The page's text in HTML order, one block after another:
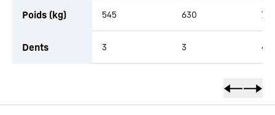
Poids (kg) 545 630
Dents 3 3 4